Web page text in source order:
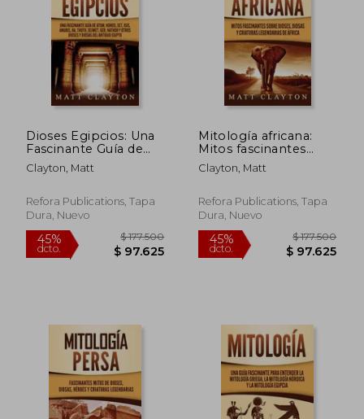
45%
dcto.
$ 172.629
$ 94.946
45%
dcto.
Dioses Egipcios: Una
Fascinante Guía de
Atum, Horus, Set, Isis,
Anubis, ra, Thoth,
y Otros Dioses y
Diosas del Anti
Clayton, Matt
Refora Publications, Tapa
Dura, Nuevo
Mitología africana:
Mitos fascinantes
sobre dioses, diosas y
criaturas legendarias
Clayton, Matt
Refora Publications, Tapa
Dura, Nuevo